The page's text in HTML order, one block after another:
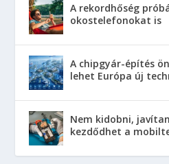
A rekordhőség
okostelefonokat is
A chipgyár-építés
lehet Európa új
Nem kidobni,
kezdődhet a